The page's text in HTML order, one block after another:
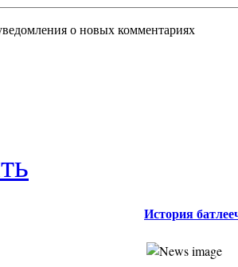
о новых комментариях
История